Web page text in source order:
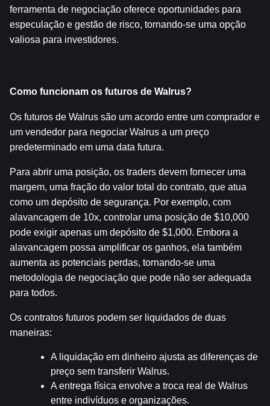
ferramenta de negociação oferece oportunidades para
especulação e gestão de risco, tornando-se uma opção
valiosa para investidores.
Como funcionam os futuros de Walrus?
Os futuros de Walrus são um acordo entre um comprador e
um vendedor para negociar Walrus a um preço
predeterminado em uma data futura.
Para abrir uma posição, os traders devem fornecer uma
margem, uma fração do valor total do contrato, que atua
como um depósito de segurança. Por exemplo, com
alavancagem de 10x, controlar uma posição de $10,000
pode exigir apenas um depósito de $1,000. Embora a
alavancagem possa amplificar os ganhos, ela também
aumenta as potenciais perdas, tornando-se uma
metodologia de negociação que pode não ser adequada
para todos.
Os contratos futuros podem ser liquidados de duas
maneiras:
A liquidação em dinheiro ajusta as diferenças de
preço sem transferir Walrus.
A entrega física envolve a troca real de Walrus
entre indivíduos e organizações.